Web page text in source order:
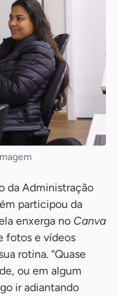
da Administração
participou da
enxerga no Canva
fotos e vídeos
rotina. “Quase
ou em algum
ir adiantando